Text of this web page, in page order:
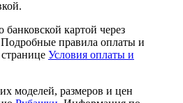
картой через
правила оплаты и
Условия оплаты и
моделей, размеров и цен